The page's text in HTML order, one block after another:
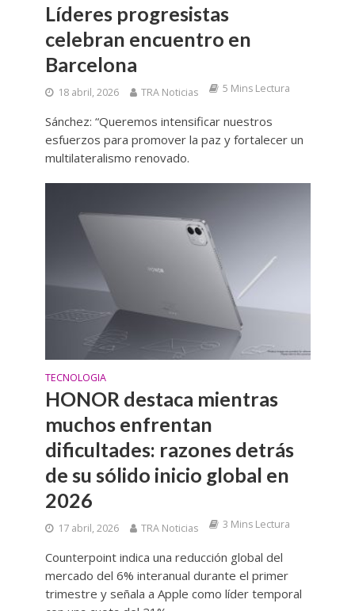
Líderes progresistas
celebran encuentro en
Barcelona
18 abril, 2026 TRA Noticias 5 Mins Lectura
Sánchez: “Queremos intensificar nuestros
esfuerzos para promover la paz y fortalecer un
multilateralismo renovado.
TECNOLOGIA
HONOR destaca mientras
muchos enfrentan
dificultades: razones detrás
de su sólido inicio global en
2026
17 abril, 2026 TRA Noticias 3 Mins Lectura
Counterpoint indica una reducción global del
mercado del 6% interanual durante el primer
trimestre y señala a Apple como líder temporal